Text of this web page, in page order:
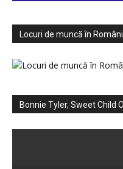
Locuri de muncă în
Bonnie Tyler, Sweet Child